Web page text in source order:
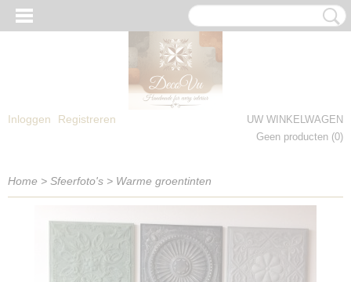
Inloggen Registreren
UW WINKELWAGEN
Geen producten (0)
Home > Sfeerfoto's > Warme groentinten